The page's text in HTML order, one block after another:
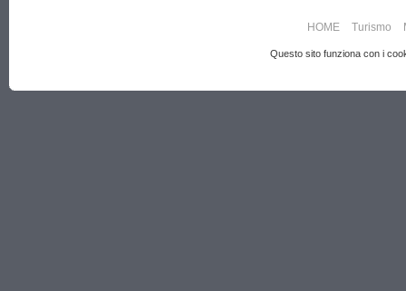
HOME Turismo
Questo sito funziona con i